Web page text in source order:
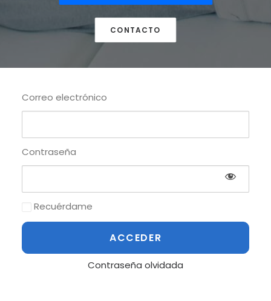
CONTACTO
Correo electrónico
Contraseña
Recuérdame
Contraseña olvidada